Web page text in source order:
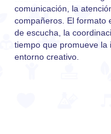
comunicación, la
compañeros. El formato
de escucha, la
tiempo que promueve la
entorno creativo.